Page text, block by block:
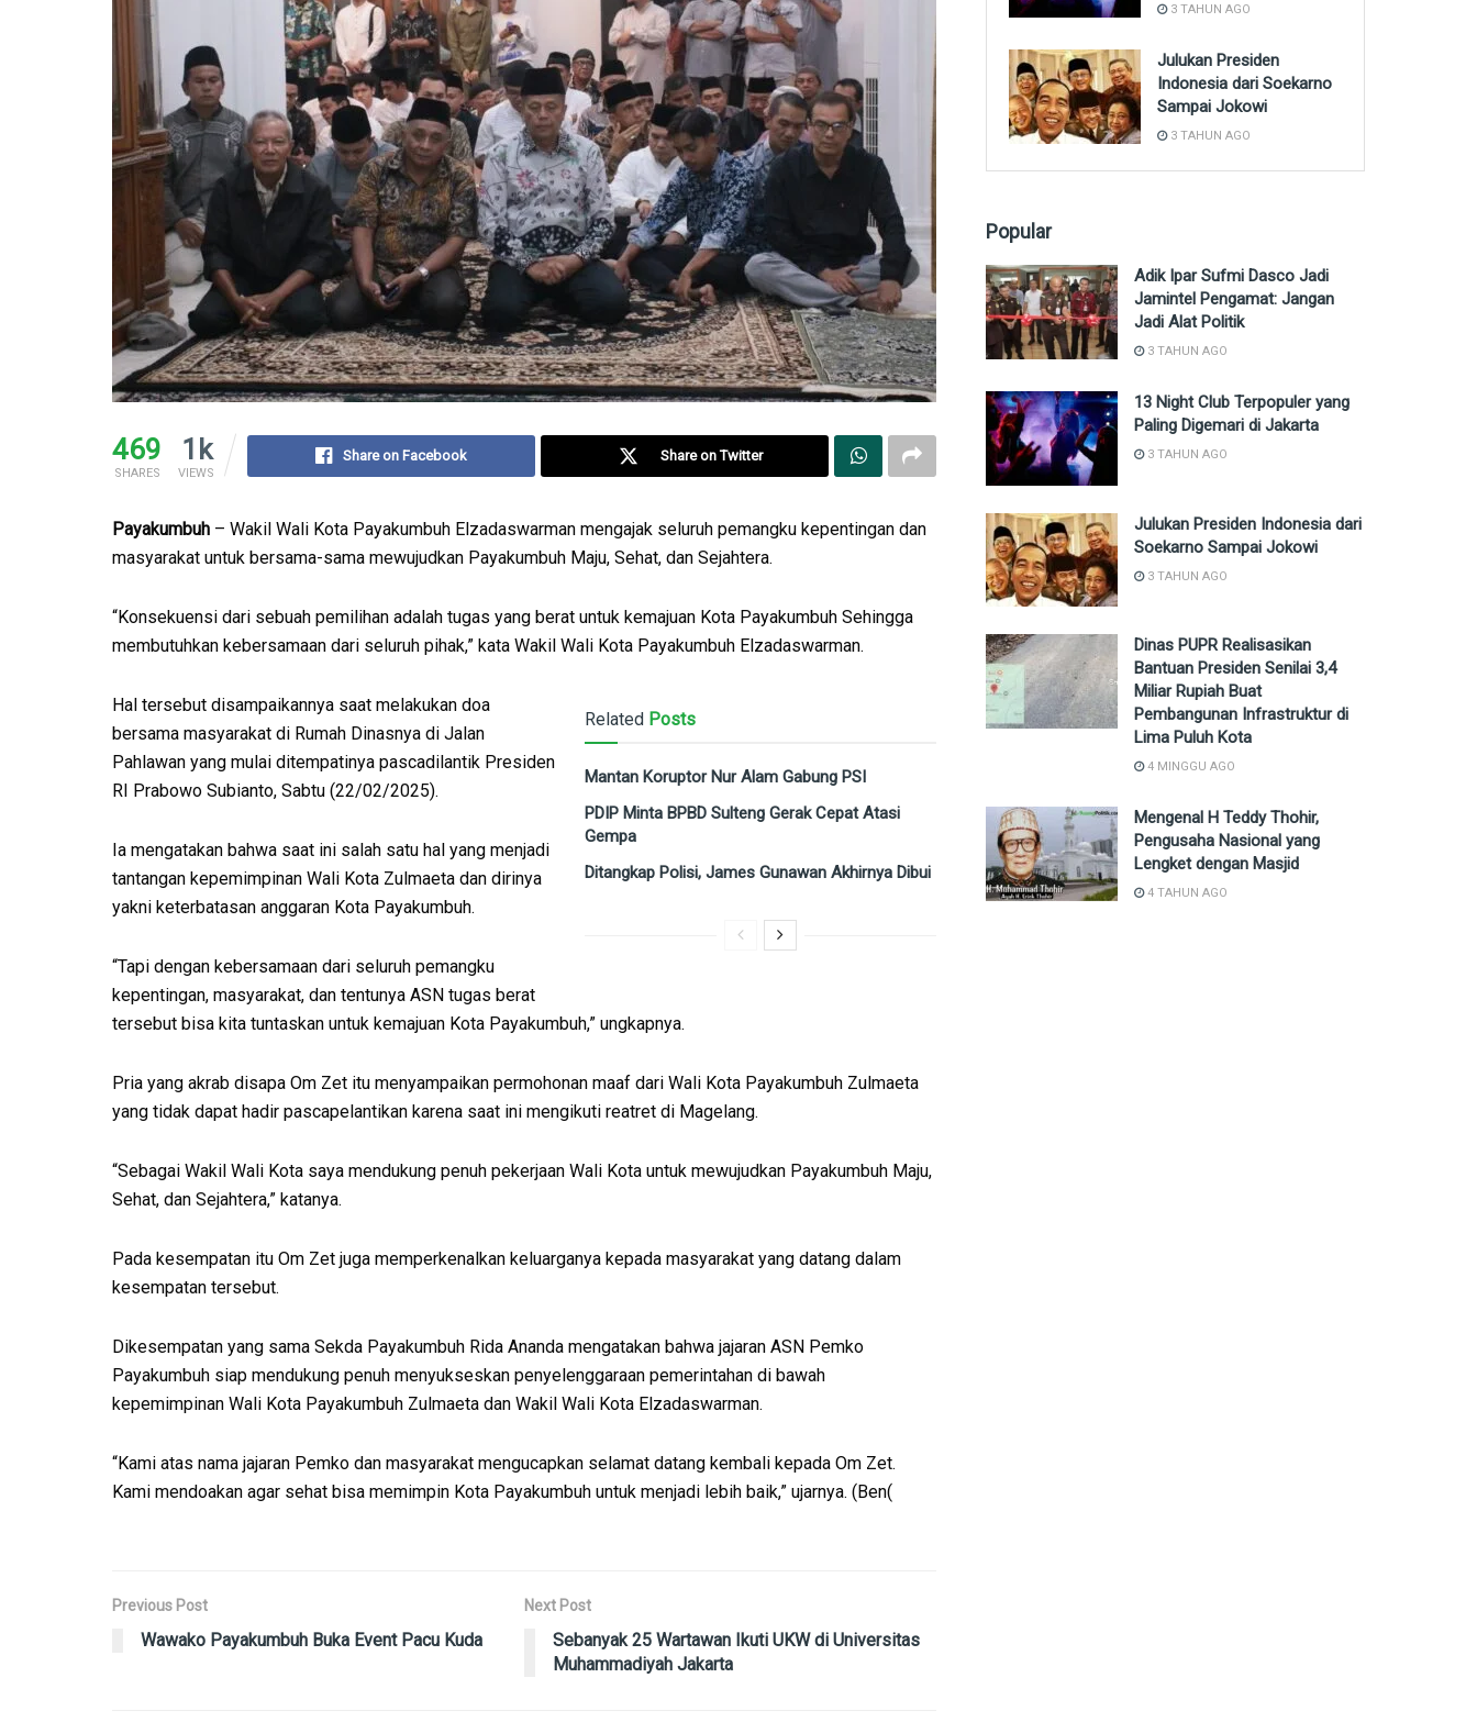
469
SHARES
1k
VIEWS
Share on Facebook Share on Twitter
Payakumbuh – Wakil Wali Kota Payakumbuh Elzadaswarman mengajak seluruh pemangku kepentingan dan
masyarakat untuk bersama-sama mewujudkan Payakumbuh Maju, Sehat, dan Sejahtera.
“Konsekuensi dari sebuah pemilihan adalah tugas yang berat untuk kemajuan Kota Payakumbuh Sehingga
membutuhkan kebersamaan dari seluruh pihak,” kata Wakil Wali Kota Payakumbuh Elzadaswarman.
Related Posts
Mantan Koruptor Nur Alam Gabung PSI
PDIP Minta BPBD Sulteng Gerak Cepat Atasi
Gempa
Ditangkap Polisi, James Gunawan Akhirnya Dibui
Hal tersebut disampaikannya saat melakukan doa
bersama masyarakat di Rumah Dinasnya di Jalan
Pahlawan yang mulai ditempatinya pascadilantik Presiden
RI Prabowo Subianto, Sabtu (22/02/2025).
Ia mengatakan bahwa saat ini salah satu hal yang menjadi
tantangan kepemimpinan Wali Kota Zulmaeta dan dirinya
yakni keterbatasan anggaran Kota Payakumbuh.
“Tapi dengan kebersamaan dari seluruh pemangku
kepentingan, masyarakat, dan tentunya ASN tugas berat
tersebut bisa kita tuntaskan untuk kemajuan Kota Payakumbuh,” ungkapnya.
Pria yang akrab disapa Om Zet itu menyampaikan permohonan maaf dari Wali Kota Payakumbuh Zulmaeta
yang tidak dapat hadir pascapelantikan karena saat ini mengikuti reatret di Magelang.
“Sebagai Wakil Wali Kota saya mendukung penuh pekerjaan Wali Kota untuk mewujudkan Payakumbuh Maju,
Sehat, dan Sejahtera,” katanya.
Pada kesempatan itu Om Zet juga memperkenalkan keluarganya kepada masyarakat yang datang dalam
kesempatan tersebut.
Dikesempatan yang sama Sekda Payakumbuh Rida Ananda mengatakan bahwa jajaran ASN Pemko
Payakumbuh siap mendukung penuh menyukseskan penyelenggaraan pemerintahan di bawah
kepemimpinan Wali Kota Payakumbuh Zulmaeta dan Wakil Wali Kota Elzadaswarman.
“Kami atas nama jajaran Pemko dan masyarakat mengucapkan selamat datang kembali kepada Om Zet.
Kami mendoakan agar sehat bisa memimpin Kota Payakumbuh untuk menjadi lebih baik,” ujarnya. (Ben(
Previous Post
Wawako Payakumbuh Buka Event Pacu Kuda
Next Post
Sebanyak 25 Wartawan Ikuti UKW di Universitas
Muhammadiyah Jakarta
3 TAHUN AGO
Julukan Presiden
Indonesia dari Soekarno
Sampai Jokowi
3 TAHUN AGO
Popular
Adik Ipar Sufmi Dasco Jadi
Jamintel Pengamat: Jangan
Jadi Alat Politik
3 TAHUN AGO
13 Night Club Terpopuler yang
Paling Digemari di Jakarta
3 TAHUN AGO
Julukan Presiden Indonesia dari
Soekarno Sampai Jokowi
3 TAHUN AGO
Dinas PUPR Realisasikan
Bantuan Presiden Senilai 3,4
Miliar Rupiah Buat
Pembangunan Infrastruktur di
Lima Puluh Kota
4 MINGGU AGO
Mengenal H Teddy Thohir,
Pengusaha Nasional yang
Lengket dengan Masjid
4 TAHUN AGO